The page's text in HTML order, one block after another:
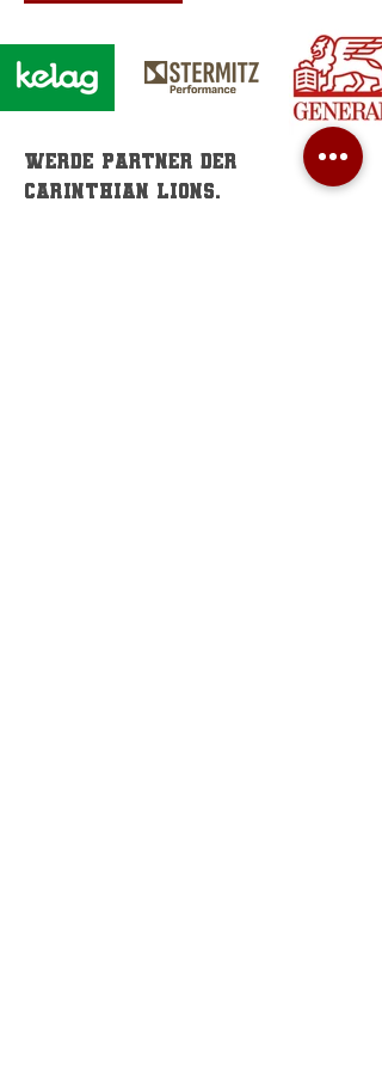
Werde Partner der
Carinthian Lions.